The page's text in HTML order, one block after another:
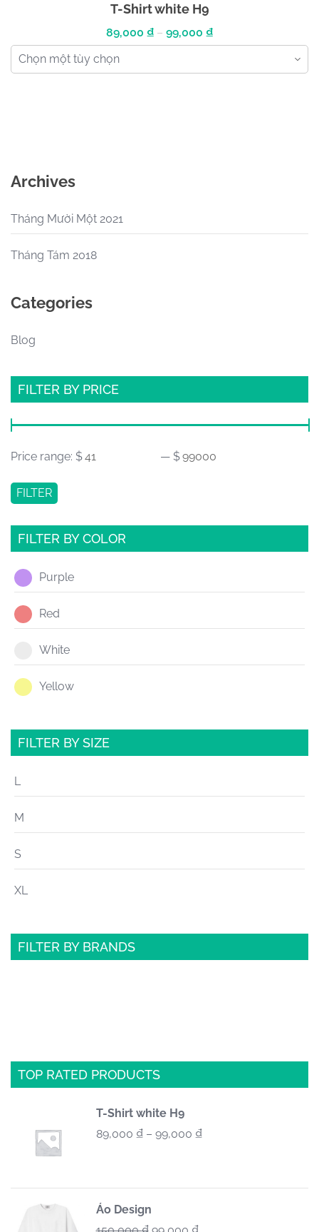
T-Shirt white H9
89,000 ₫ – 99,000 ₫
Archives
Tháng Mười Một 2021
Tháng Tám 2018
Categories
Blog
FILTER BY PRICE
Price range: $ — $
FILTER
FILTER BY COLOR
Purple
Red
White
Yellow
FILTER BY SIZE
L
M
S
XL
FILTER BY BRANDS
TOP RATED PRODUCTS
T-Shirt white H9
89,000 ₫– 99,000 ₫
Áo Design